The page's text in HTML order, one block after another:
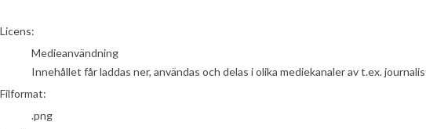
go to media item
Licens:
Medieanvändning
Innehållet får laddas ner, användas och delas i olika mediekanaler av t.ex.
Filformat:
.png